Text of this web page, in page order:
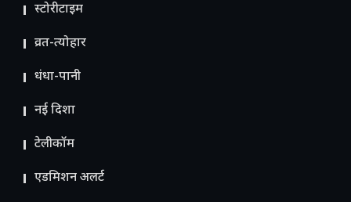
स्टोरीटाइम
व्रत-त्योहार
धंधा-पानी
नई दिशा
टेलीकॉम
ए​डमिशन अलर्ट